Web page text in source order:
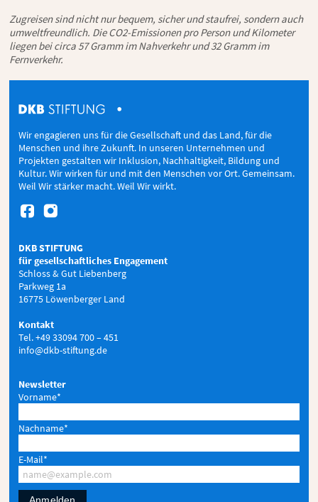
Zugreisen sind nicht nur bequem, sicher und staufrei, sondern auch
umweltfreundlich. Die CO2-Emissionen pro Person und Kilometer
liegen bei circa 57 Gramm im Nahverkehr und 32 Gramm im
Fernverkehr.
Wir engagieren uns für die Gesellschaft und das Land, für die
Menschen und ihre Zukunft. In unseren Unternehmen und
Projekten gestalten wir Inklusion, Nachhaltigkeit, Bildung und
Kultur. Wir wirken für und mit den Menschen vor Ort. Gemeinsam.
Weil Wir stärker macht. Weil Wir wirkt.
 
DKB STIFTUNG
für gesellschaftliches Engagement
Schloss & Gut Liebenberg
Parkweg 1a
16775 Löwenberger Land
Kontakt
Tel. +49 33094 700 – 451
info@dkb-stiftung.de
Newsletter
Vorname*
Nachname*
E-Mail*